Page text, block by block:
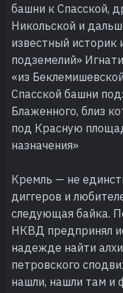
башни к Спасской,
Никольской и
известный историк
подземелий»
«из
Спасской башни
Блаженного, близ
под Красную
назначения»
Кремль — не
диггеров и
следующая байка.
НКВД предпринял
надежде найти
петровского
нашли, нашли там и